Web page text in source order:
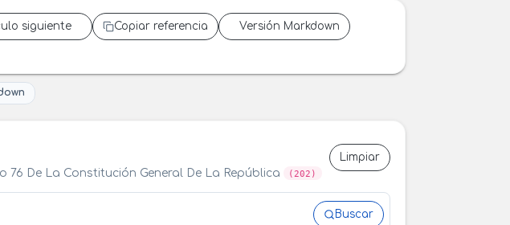
siguiente Copiar referencia Versión Markdown
76 De La Constitución General De La República (202)
Limpiar
Buscar